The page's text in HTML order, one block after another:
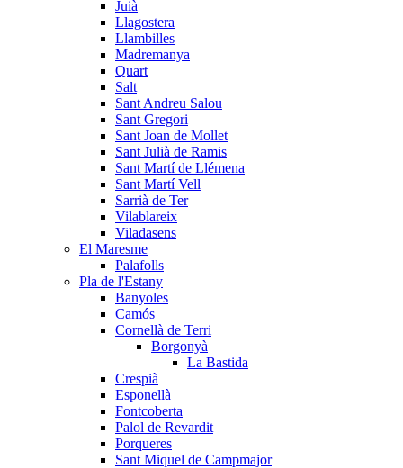
Juià
Llagostera
Llambilles
Madremanya
Quart
Salt
Sant Andreu Salou
Sant Gregori
Sant Joan de Mollet
Sant Julià de Ramis
Sant Martí de Llémena
Sant Martí Vell
Sarrià de Ter
Vilablareix
Viladasens
El Maresme
Palafolls
Pla de l'Estany
Banyoles
Camós
Cornellà de Terri
Borgonyà
La Bastida
Crespià
Esponellà
Fontcoberta
Palol de Revardit
Porqueres
Sant Miquel de Campmajor